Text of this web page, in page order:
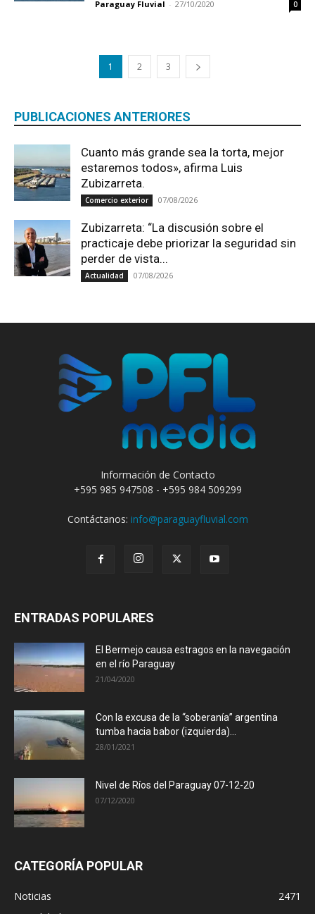
Paraguay Fluvial - 27/10/2020 0
1 2 3
PUBLICACIONES ANTERIORES
Cuanto más grande sea la torta, mejor
estaremos todos», afirma Luis
Zubizarreta.
Comercio exterior 07/08/2026
Zubizarreta: “La discusión sobre el
practicaje debe priorizar la seguridad sin
perder de vista...
Actualidad 07/08/2026
Información de Contacto
+595 985 947508 - +595 984 509299
Contáctanos: info@paraguayfluvial.com
ENTRADAS POPULARES
El Bermejo causa estragos en la navegación
en el río Paraguay
21/04/2020
Con la excusa de la “soberanía” argentina
tumba hacia babor (izquierda)...
28/01/2021
Nivel de Ríos del Paraguay 07-12-20
07/12/2020
CATEGORÍA POPULAR
Noticias
2471